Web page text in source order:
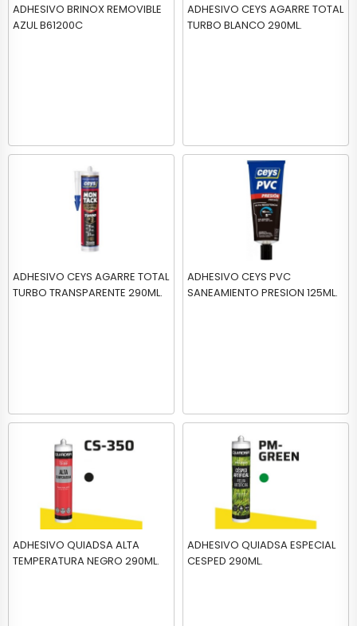
ADHESIVO BRINOX REMOVIBLE
AZUL B61200C
ADHESIVO CEYS AGARRE TOTAL
TURBO BLANCO 290ML.
ADHESIVO CEYS AGARRE TOTAL
TURBO TRANSPARENTE 290ML.
ADHESIVO CEYS PVC
SANEAMIENTO PRESION 125ML.
ADHESIVO QUIADSA ALTA
TEMPERATURA NEGRO 290ML.
ADHESIVO QUIADSA ESPECIAL
CESPED 290ML.